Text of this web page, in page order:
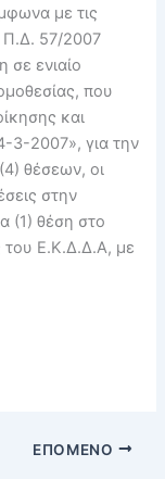
με τις
Π.Δ. 57/2007
ενιαίο
που
και
3-2007», για την
θέσεων, οι
στην
(1) θέση στο
του Ε.Κ.Δ.Δ.Α, με
ΕΠΌΜΕΝΟ